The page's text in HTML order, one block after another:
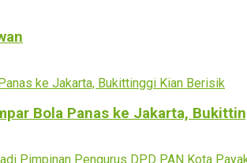
Bola Panas ke Jakarta,